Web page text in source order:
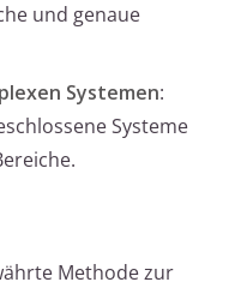
und genaue
Systemen:
Systeme
Methode zur